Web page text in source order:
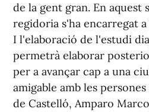
de la gent gran. En aquest
regidoria s'ha encarregat
I l'elaboració de l'estudi
permetrà elaborar
per a avançar cap a una
amigable amb les
de Castelló, Amparo